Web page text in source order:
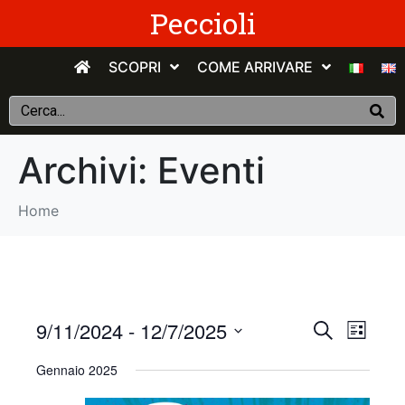
Peccioli
SCOPRI COME ARRIVARE
Archivi: Eventi
Home
E
v
C
r
a
E
e
E
e
9/11/2024 - 12/7/2025
e
Gennaio 2025